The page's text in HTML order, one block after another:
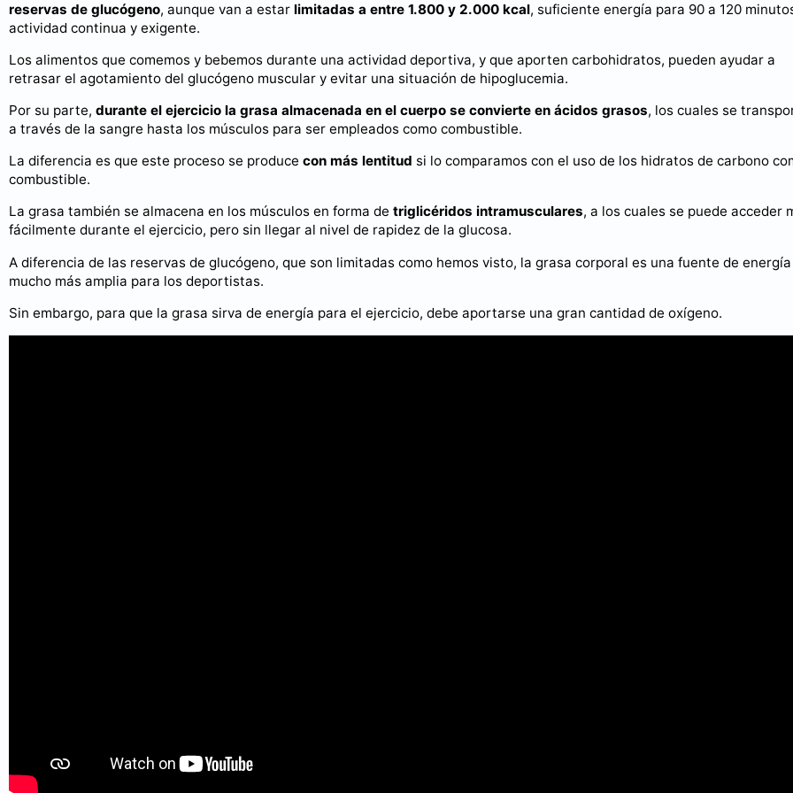
reservas de glucógeno, aunque van a estar limitadas a entre 1.800 y 2.000 kcal, suficiente energía para 90 a 120
actividad continua y exigente.
Los alimentos que comemos y bebemos durante una actividad deportiva, y que aporten carbohidratos, pueden ayudar a
retrasar el agotamiento del glucógeno muscular y evitar una situación de hipoglucemia.
Por su parte, durante el ejercicio la grasa almacenada en el cuerpo se convierte en ácidos grasos, los cuales se
a través de la sangre hasta los músculos para ser empleados como combustible.
La diferencia es que este proceso se produce con más lentitud si lo comparamos con el uso de los hidratos de carbono
combustible.
La grasa también se almacena en los músculos en forma de triglicéridos intramusculares, a los cuales se puede acceder
fácilmente durante el ejercicio, pero sin llegar al nivel de rapidez de la glucosa.
A diferencia de las reservas de glucógeno, que son limitadas como hemos visto, la grasa corporal es una fuente de energía
mucho más amplia para los deportistas.
Sin embargo, para que la grasa sirva de energía para el ejercicio, debe aportarse una gran cantidad de oxígeno.